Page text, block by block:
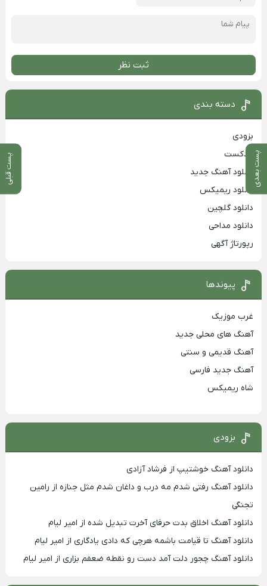
پست بعدی پست قبلی
ثبت نظر
دسته بندی
بزودی
پادکست
دانلود آهنگ جدید
دانلود ریمیکس
دانلود گلچین
دانلود مداحی
رپورتاژ آگهی
پیوندها
غرب موزیک
آهنگ های محلی جدید
آهنگ قدیمی و سنتی
آهنگ جدید فارسی
شاه ریمیکس
بزودی
دانلود آهنگ خوشتیپ از فرشاد آزادی
دانلود آهنگ رفتی شدم مه درب و داغان شدم مثل جنازه از رامین
تجنگی
دانلود آهنگ اخلاق بدت حرفای آخرت تبدیل شده از امیر لیام
دانلود آهنگ تا قیامت باشمه هرچی که دادی یادگاری از امیر لیام
دانلود آهنگ چجور دلت آمد دست رو نقطه ضعفم بزاری از امیر لیام